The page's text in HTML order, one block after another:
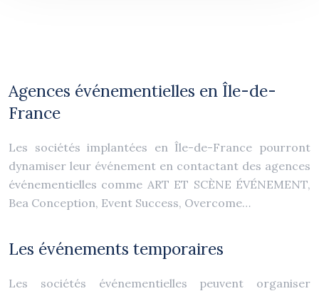
Agences événementielles en Île-de-
France
Les sociétés implantées en Île-de-France pourront
dynamiser leur événement en contactant des agences
événementielles comme ART ET SCÈNE ÉVÉNEMENT,
Bea Conception, Event Success, Overcome…
Les événements temporaires
Les sociétés événementielles peuvent organiser